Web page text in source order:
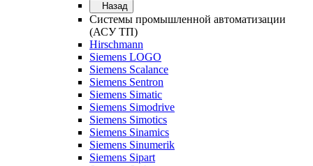
Назад
Системы промышленной автоматизации
(АСУ ТП)
Hirschmann
Siemens LOGO
Siemens Scalance
Siemens Sentron
Siemens Simatic
Siemens Simodrive
Siemens Simotics
Siemens Sinamics
Siemens Sinumerik
Siemens Sipart